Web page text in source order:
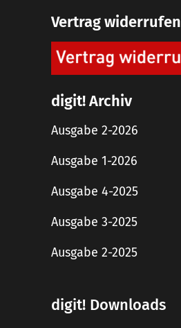
Vertrag widerrufen
digit! Archiv
Ausgabe 2-2026
Ausgabe 1-2026
Ausgabe 4-2025
Ausgabe 3-2025
Ausgabe 2-2025
digit! Downloads